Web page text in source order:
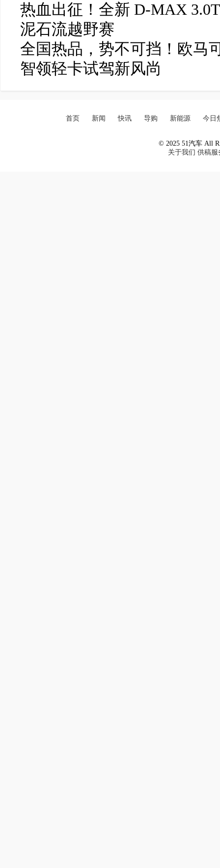
热血出征！全新 D-MAX
泥石流越野赛
全国热品，势不可挡！欧马
智领轻卡试驾新风尚
首页 新闻 快讯 导购 新能源 今日
© 2025 51汽车 All
关于我们 供稿服